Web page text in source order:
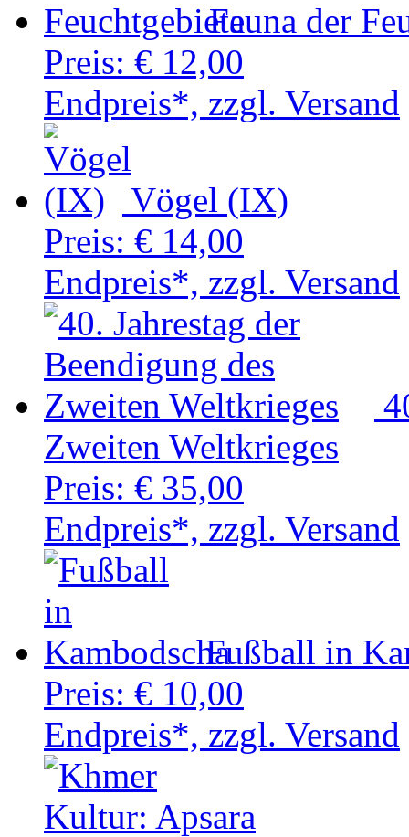
Fauna der
Preis: € 12,00
Endpreis*, zzgl. Versand
Vögel (IX)
Preis: € 14,00
Endpreis*, zzgl. Versand
Zweiten Weltkrieges
Preis: € 35,00
Endpreis*, zzgl. Versand
Fußball in
Preis: € 10,00
Endpreis*, zzgl. Versand